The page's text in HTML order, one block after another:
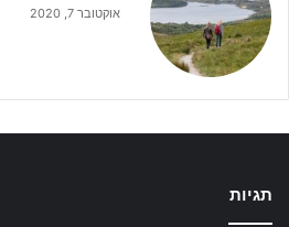
אוקטובר 7, 2020
תגיות